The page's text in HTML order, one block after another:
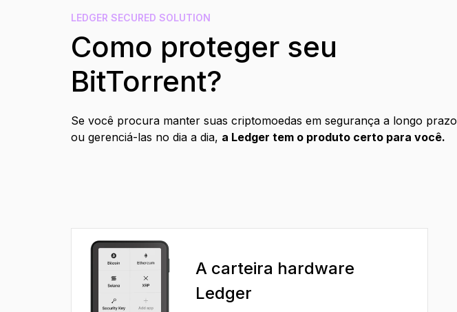
PT
LEDGER SECURED SOLUTION
Como proteger seu
BitTorrent?
Se você procura manter suas criptomoedas em segurança a longo prazo
ou gerenciá-las no dia a dia, a Ledger tem o produto certo para você.
A carteira hardware
Ledger